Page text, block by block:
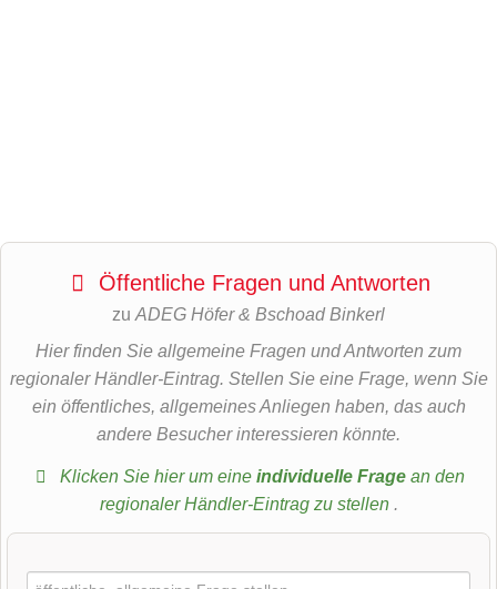
Öffentliche Fragen und Antworten
zu ADEG Höfer & Bschoad Binkerl
Hier finden Sie allgemeine Fragen und Antworten zum
regionaler Händler-Eintrag. Stellen Sie eine Frage, wenn Sie
ein öffentliches, allgemeines Anliegen haben, das auch
andere Besucher interessieren könnte.
Klicken Sie hier um eine individuelle Fragean den
regionaler Händler-Eintrag zu stellen .